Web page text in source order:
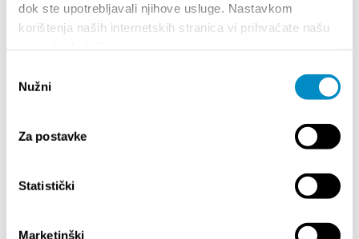
dok ste upotrebljavali njihove usluge. Nastavkom
korištenja naših internetskih stranica vi prihvaćate našu
pristanka
Nužni
Za postavke
Statistički
Marketinški
DOGAĐANJA